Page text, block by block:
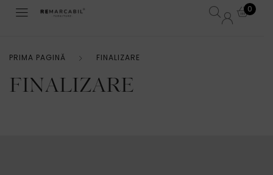
0
PRIMA PAGINĂ FINALIZARE
FINALIZARE